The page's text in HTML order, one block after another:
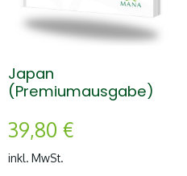
Japan
(Premiumausgabe)
39,80 €
inkl. MwSt.